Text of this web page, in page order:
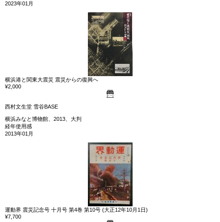
2023年01月
横浜港と関東大震災 震災からの復興へ
¥2,000
西村文生堂 雪谷BASE
横浜みなと博物館、2013、大判
経年使用感
2013年01月
運動界 震災記念号 十月号 第4巻 第10号 (大正12年10月1日)
¥7,700